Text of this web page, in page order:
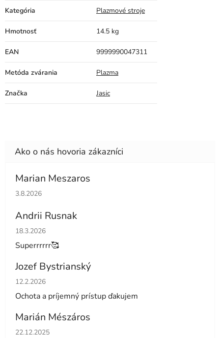
Kategória Plazmové stroje
Hmotnosť 14.5 kg
EAN 9999990047311
Metóda zvárania Plazma
Značka Jasic
Marian Meszaros
Hodnotenie obchodu je 5 z 5 hviezdičiek.
3.8.2026
Andrii Rusnak
Hodnotenie obchodu je 5 z 5 hviezdičiek.
18.3.2026
Superrrrrr🥰
Jozef Bystrianský
Hodnotenie obchodu je 5 z 5 hviezdičiek.
12.2.2026
Ochota a príjemný prístup ďakujem
Marián Mészáros
Hodnotenie obchodu je 5 z 5 hviezdičiek.
22.12.2025